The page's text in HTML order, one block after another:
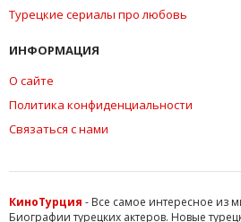
Турецкие сериалы про любовь
ИНФОРМАЦИЯ
О сайте
Политика конфиденциальности
Связаться с нами
КиноТурция - Все самое интересное из
Биографии турецких актеров. Новые